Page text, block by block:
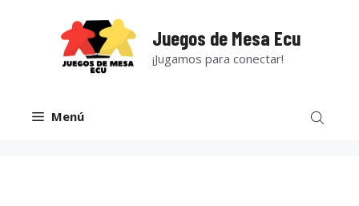
Juegos de Mesa Ecu
¡Jugamos para conectar!
Menú